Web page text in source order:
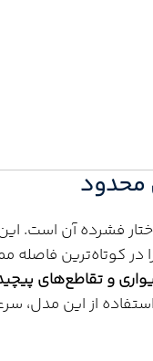
محدود
فشرده آن است.
کوتاه‌ترین فاصله
و تقاطع‌های
استفاده از این مدل،